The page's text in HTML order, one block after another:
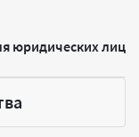
юридических лиц